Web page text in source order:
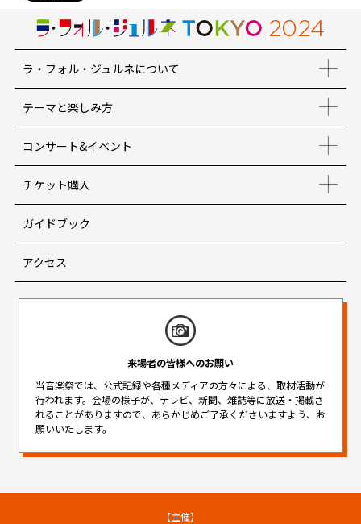
ラ・フォル・ジュルネについて
テーマと楽しみ方
コンサート&イベント
チケット購入
ガイドブック
アクセス
来場者の皆様へのお願い
当音楽祭では、公式記録や各種メディアの方々による、取材活動が
行われます。 会場の様子が、テレビ、新聞、雑誌等に放送・掲載さ
れることがありますので、 あらかじめご了承くださいますよう、お
願いいたします。
【主催】